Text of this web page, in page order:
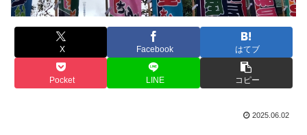
X Facebook はてブ
Pocket LINE コピー
2025.06.02